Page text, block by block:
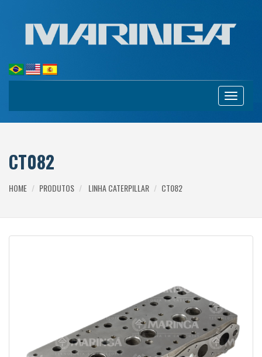
Toggle
navigation
CT082
HOME PRODUTOS LINHA CATERPILLAR CT082